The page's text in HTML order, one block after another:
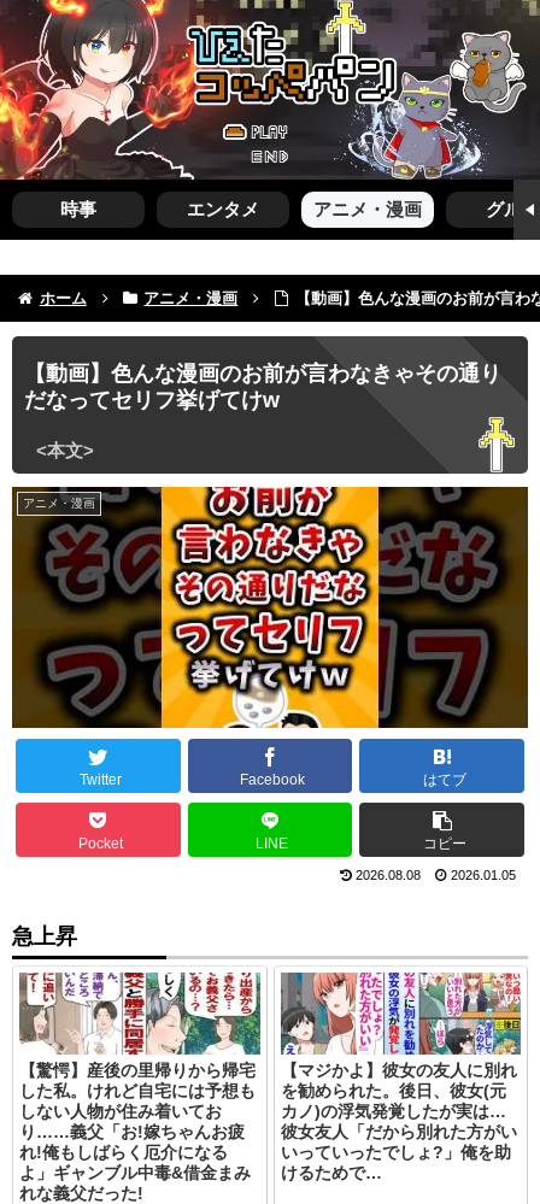
時事 エンタメ アニメ・漫画 グルメ
ホーム アニメ・漫画 【動画】色んな漫画のお前が言
【動画】色んな漫画のお前が言わなきゃその通り
だなってセリフ挙げてけw
アニメ・漫画
Twitter Facebook はてブ
Pocket LINE コピー
2026.08.08 2026.01.05
急上昇
【驚愕】産後の里帰りから帰宅
した私。けれど自宅には予想も
しない人物が住み着いてお
り……義父「お!嫁ちゃんお疲
れ!俺もしばらく厄介になる
よ」ギャンブル中毒&借金まみ
れな義父だった!
【マジかよ】彼女の友人に別れ
を勧められた。後日、彼女(元
カノ)の浮気発覚したが実は…
彼女友人「だから別れた方がい
いっていったでしょ?」俺を助
けるためで…